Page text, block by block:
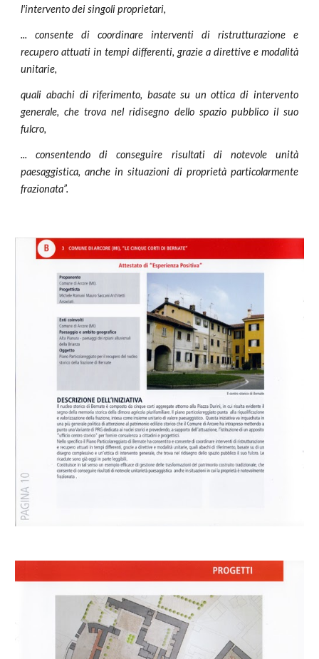
l'intervento dei singoli proprietari,
... consente di coordinare interventi di ristrutturazione e
recupero attuati in tempi differenti, grazie a direttive e modalità
unitarie,
quali abachi di riferimento, basate su un ottica di intervento
generale, che trova nel ridisegno dello spazio pubblico il suo
fulcro,
... consentendo di conseguire risultati di notevole unità
paesaggistica, anche in situazioni di proprietà particolarmente
frazionata”.